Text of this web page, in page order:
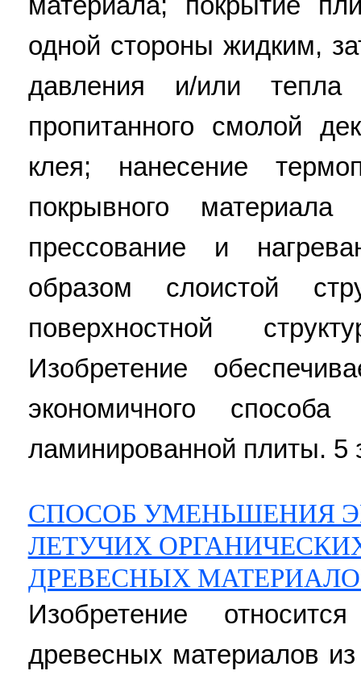
одной стороны жидким,
давления и/или
пропитанного смолой
клея; нанесение
покрывного
прессование и
образом слоистой
поверхностной
Изобретение
экономичного способа
ламинированной плиты.
СПОСОБ УМЕНЬШЕНИЯ
ЛЕТУЧИХ
ДРЕВЕСНЫХ
Изобретение
древесных материалов